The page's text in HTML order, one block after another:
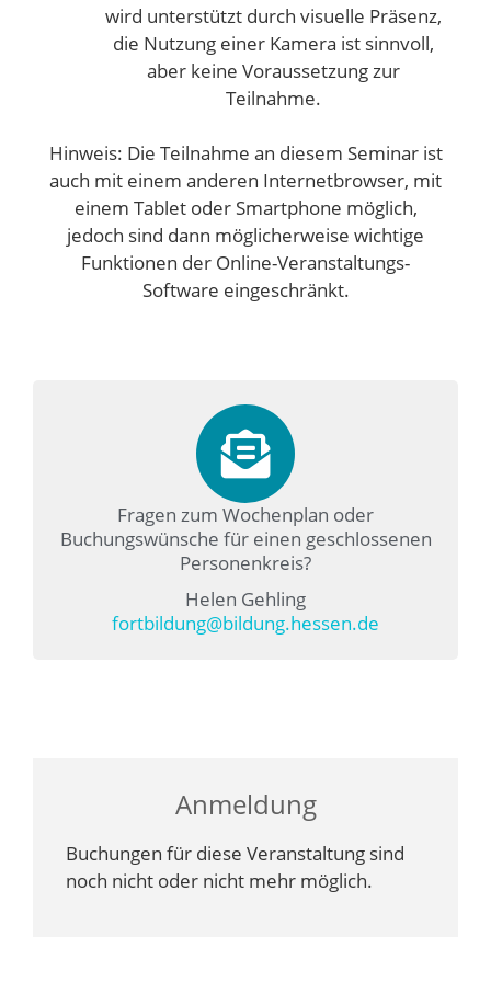
wird unterstützt durch visuelle Präsenz,
die Nutzung einer Kamera ist sinnvoll,
aber keine Voraussetzung zur
Teilnahme.
Hinweis: Die Teilnahme an diesem Seminar ist
auch mit einem anderen Internetbrowser, mit
einem Tablet oder Smartphone möglich,
jedoch sind dann möglicherweise wichtige
Funktionen der Online-Veranstaltungs-
Software eingeschränkt.
Fragen zum Wochenplan oder
Buchungswünsche für einen geschlossenen
Personenkreis?
Helen Gehling
fortbildung@bildung.hessen.de
Anmeldung
Buchungen für diese Veranstaltung sind
noch nicht oder nicht mehr möglich.